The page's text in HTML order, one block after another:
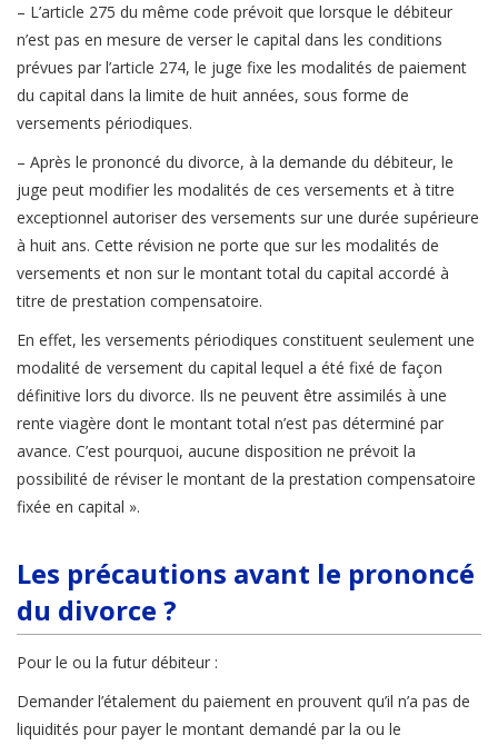
– L’article 275 du même code prévoit que lorsque le débiteur
n’est pas en mesure de verser le capital dans les conditions
prévues par l’article 274, le juge fixe les modalités de paiement
du capital dans la limite de huit années, sous forme de
versements périodiques.
– Après le prononcé du divorce, à la demande du débiteur, le
juge peut modifier les modalités de ces versements et à titre
exceptionnel autoriser des versements sur une durée supérieure
à huit ans. Cette révision ne porte que sur les modalités de
versements et non sur le montant total du capital accordé à
titre de prestation compensatoire.
En effet, les versements périodiques constituent seulement une
modalité de versement du capital lequel a été fixé de façon
définitive lors du divorce. Ils ne peuvent être assimilés à une
rente viagère dont le montant total n’est pas déterminé par
avance. C’est pourquoi, aucune disposition ne prévoit la
possibilité de réviser le montant de la prestation compensatoire
fixée en capital ».
Les précautions avant le prononcé
du divorce ?
Pour le ou la futur débiteur :
Demander l’étalement du paiement en prouvent qu’il n’a pas de
liquidités pour payer le montant demandé par la ou le